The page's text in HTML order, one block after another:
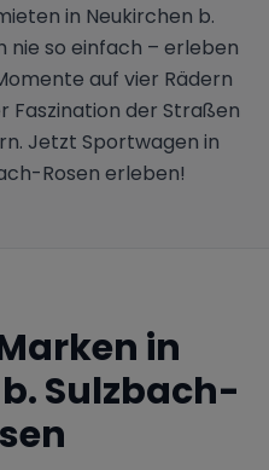
in Neukirchen b.
nie so einfach – erleben
auf vier Rädern
Faszination der Straßen
Jetzt Sportwagen in
Rosen erleben!
in
Sulzbach-